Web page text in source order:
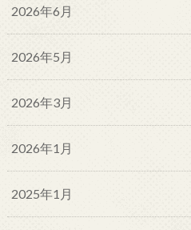
2026年6月
2026年5月
2026年3月
2026年1月
2025年1月